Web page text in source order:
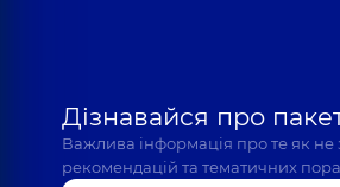
Дізнавайся про
Важлива інформація про те як не
рекомендацій та тематичних